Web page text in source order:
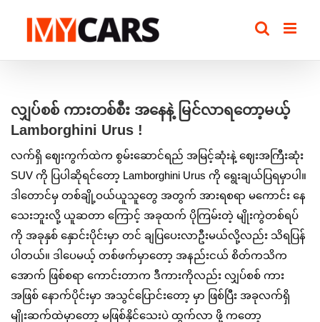
Larger
Image
လျှပ်စစ် ကားတစ်စီး အနေနဲ့ မြင်လာရတော့မယ့်
Lamborghini Urus !
လက်ရှိ ဈေးကွက်ထဲက စွမ်းဆောင်ရည် အမြင့်ဆုံးနဲ့ ဈေးအကြီးဆုံး
SUV ကို ပြပါဆိုရင်တော့ Lamborghini Urus ကို ရွေးချယ်ပြရမှာပါ။
ဒါတောင်မှ တစ်ချို့ဝယ်ယူသူတွေ အတွက် အားရစရာ မကောင်း နေ
သေးဘူးလို့ ယူဆတာ ကြောင့် အခုထက် ပိုကြမ်းတဲ့ မျိုးကွဲတစ်ရပ်
ကို အခုနှစ် နှောင်းပိုင်းမှာ တင် ချပြပေးလာဦးမယ်လို့လည်း သိရပြန်
ပါတယ်။ ဒါပေမယ့် တစ်ဖက်မှာတော့ အနည်းငယ် စိတ်ကသိက
အောက် ဖြစ်စရာ ကောင်းတာက ဒီကားကိုလည်း လျှပ်စစ် ကား
အဖြစ် နောက်ပိုင်းမှာ အသွင်ပြောင်းတော့ မှာ ဖြစ်ပြီး အခုလက်ရှိ
မျိုးဆက်ထဲမှာတော့ မဖြစ်နိုင်သေးပဲ ထွက်လာ ဖို့ ကတော့